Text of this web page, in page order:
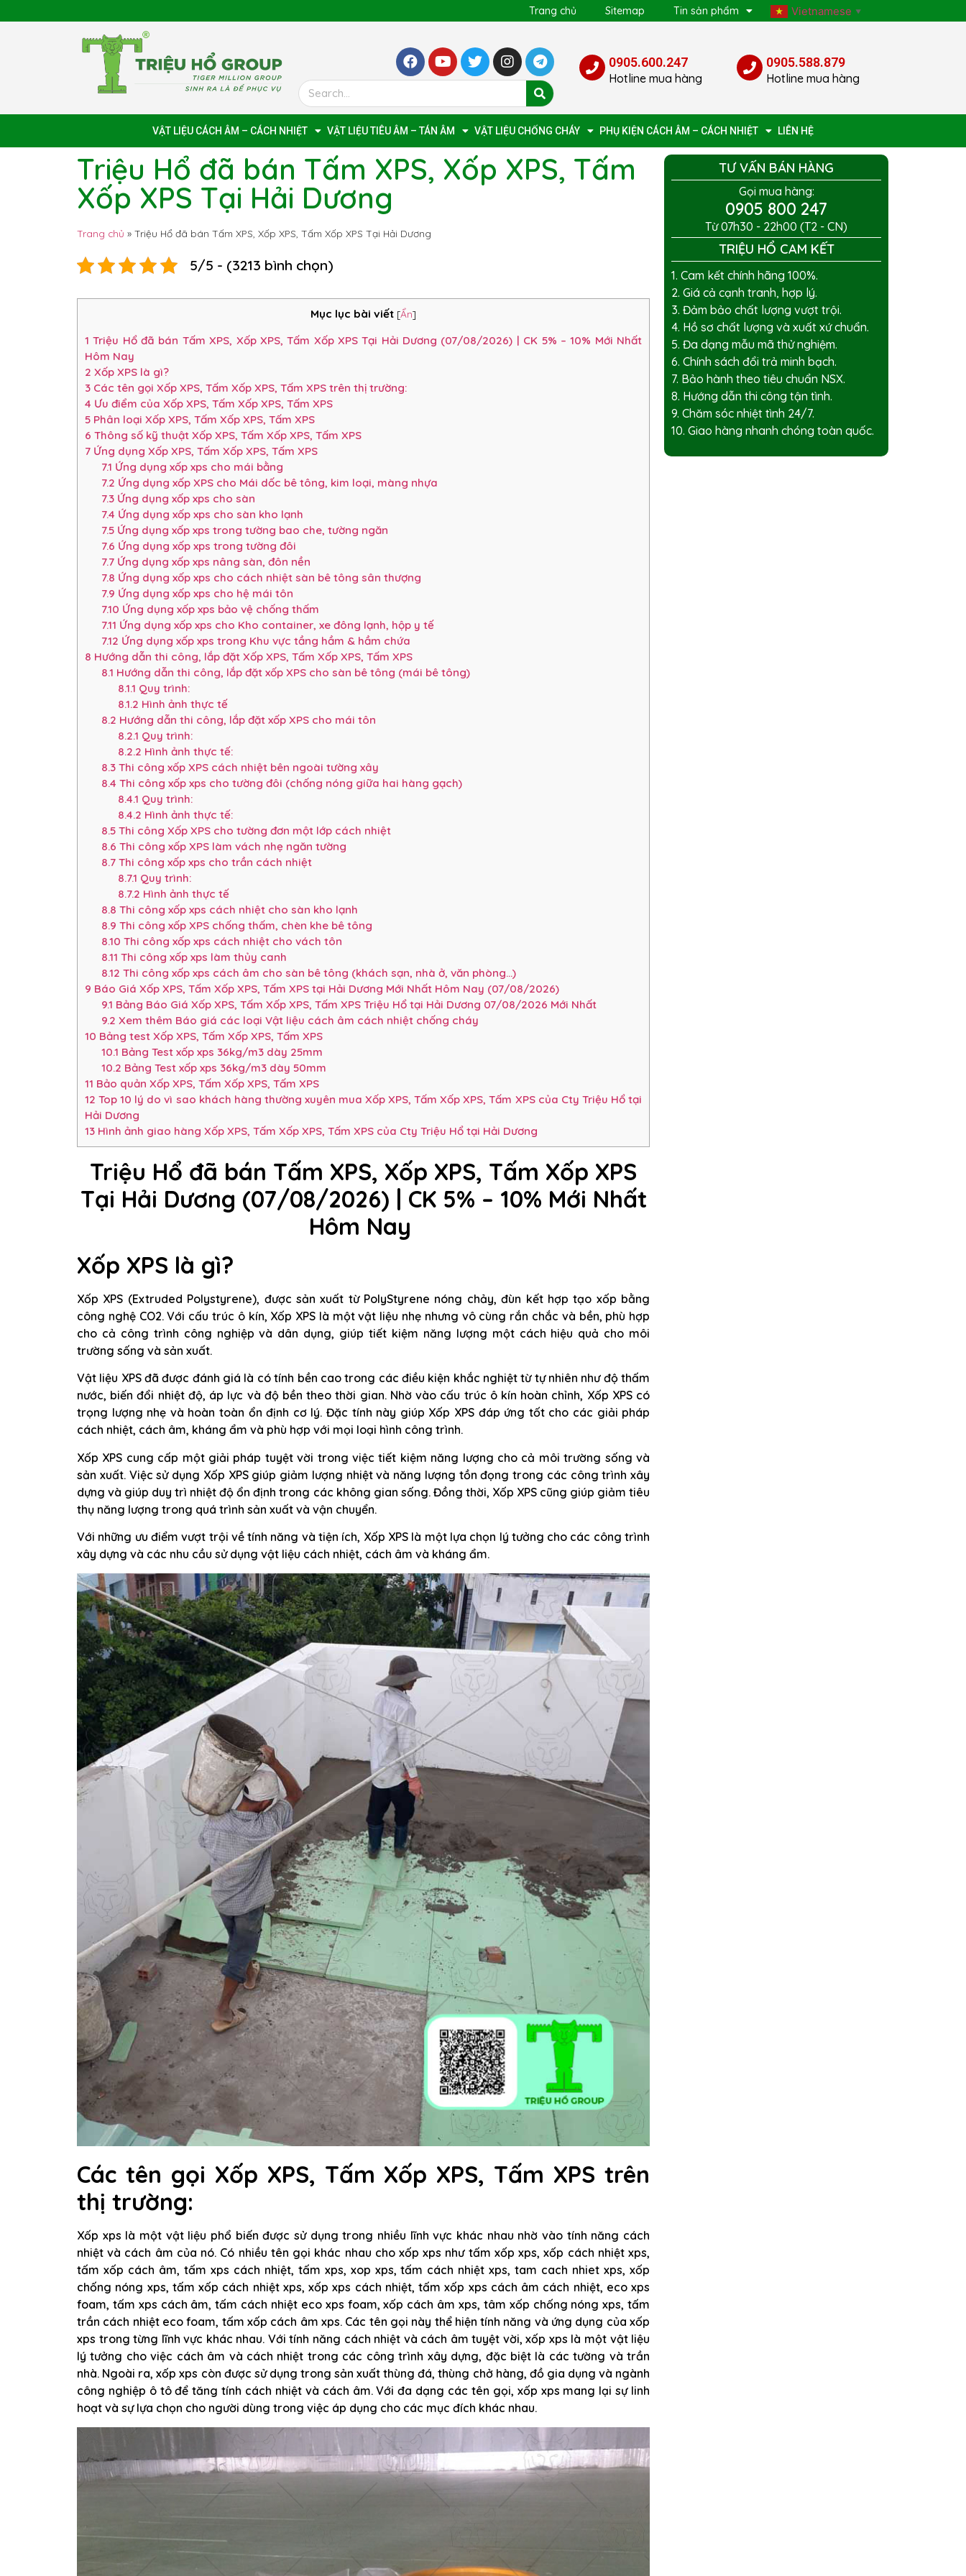
Trang chủ Sitemap Tin sản phẩm Vietnamese ▼
0905.600.247
Hotline mua hàng
0905.588.879
Hotline mua hàng
VẬT LIỆU CÁCH ÂM – CÁCH NHIỆT VẬT LIỆU TIÊU ÂM – TÁN ÂM VẬT LIỆU CHỐNG CHÁY PHỤ KIỆN CÁCH ÂM – CÁCH NHIỆT LIÊN HỆ
Triệu Hổ đã bán Tấm XPS, Xốp XPS, Tấm
Xốp XPS Tại Hải Dương
Trang chủ » Triệu Hổ đã bán Tấm XPS, Xốp XPS, Tấm Xốp XPS Tại Hải Dương
5/5 - (3213 bình chọn)
Mục lục bài viết [Ẩn]
1 Triệu Hổ đã bán Tấm XPS, Xốp XPS, Tấm Xốp XPS Tại Hải Dương (07/08/2026) | CK 5% – 10% Mới Nhất
Hôm Nay
2 Xốp XPS là gì?
3 Các tên gọi Xốp XPS, Tấm Xốp XPS, Tấm XPS trên thị trường:
4 Ưu điểm của Xốp XPS, Tấm Xốp XPS, Tấm XPS
5 Phân loại Xốp XPS, Tấm Xốp XPS, Tấm XPS
6 Thông số kỹ thuật Xốp XPS, Tấm Xốp XPS, Tấm XPS
7 Ứng dụng Xốp XPS, Tấm Xốp XPS, Tấm XPS
7.1 Ứng dụng xốp xps cho mái bằng
7.2 Ứng dụng xốp XPS cho Mái dốc bê tông, kim loại, màng nhựa
7.3Ứng dụng xốp xps cho sàn
7.4 Ứng dụng xốp xps cho sàn kho lạnh
7.5Ứng dụng xốp xps trong tường bao che, tường ngăn
7.6 Ứng dụng xốp xps trong tường đôi
7.7Ứng dụng xốp xps nâng sàn, đôn nền
7.8 Ứng dụng xốp xps cho cách nhiệt sàn bê tông sân thượng
7.9 Ứng dụng xốp xps cho hệ mái tôn
7.10 Ứng dụng xốp xps bảo vệ chống thấm
7.11 Ứng dụng xốp xps cho Kho container, xe đông lạnh, hộp y tế
7.12 Ứng dụng xốp xps trong Khu vực tầng hầm & hầm chứa
8 Hướng dẫn thi công, lắp đặt Xốp XPS, Tấm Xốp XPS, Tấm XPS
8.1 Hướng dẫn thi công, lắp đặt xốp XPS cho sàn bê tông (mái bê tông)
8.1.1 Quy trình:
8.1.2 Hình ảnh thực tế
8.2 Hướng dẫn thi công, lắp đặt xốp XPS cho mái tôn
8.2.1 Quy trình:
8.2.2 Hình ảnh thực tế:
8.3Thi công xốp XPS cách nhiệt bên ngoài tường xây
8.4 Thi công xốp xps cho tường đôi (chống nóng giữa hai hàng gạch)
8.4.1 Quy trình:
8.4.2 Hình ảnh thực tế:
8.5Thi công Xốp XPS cho tường đơn một lớp cách nhiệt
8.6 Thi công xốp XPS làm vách nhẹ ngăn tường
8.7Thi công xốp xps cho trần cách nhiệt
8.7.1 Quy trình:
8.7.2 Hình ảnh thực tế
8.8 Thi công xốp xps cách nhiệt cho sàn kho lạnh
8.9 Thi công xốp XPS chống thấm, chèn khe bê tông
8.10 Thi công xốp xps cách nhiệt cho vách tôn
8.11 Thi công xốp xps làm thủy canh
8.12 Thi công xốp xps cách âm cho sàn bê tông (khách sạn, nhà ở, văn phòng…)
9 Báo Giá Xốp XPS, Tấm Xốp XPS, Tấm XPS tại Hải Dương Mới Nhất Hôm Nay (07/08/2026)
9.1 Bảng Báo Giá Xốp XPS, Tấm Xốp XPS, Tấm XPS Triệu Hổ tại Hải Dương 07/08/2026 Mới Nhất
9.2 Xem thêm Báo giá các loại Vật liệu cách âm cách nhiệt chống cháy
10 Bảng test Xốp XPS, Tấm Xốp XPS, Tấm XPS
10.1 Bảng Test xốp xps 36kg/m3 dày 25mm
10.2 Bảng Test xốp xps 36kg/m3 dày 50mm
11 Bảo quản Xốp XPS, Tấm Xốp XPS, Tấm XPS
12 Top 10 lý do vì sao khách hàng thường xuyên mua Xốp XPS, Tấm Xốp XPS, Tấm XPS của Cty Triệu Hổ tại
Hải Dương
13 Hình ảnh giao hàng Xốp XPS, Tấm Xốp XPS, Tấm XPS của Cty Triệu Hổ tại Hải Dương
Triệu Hổ đã bán Tấm XPS, Xốp XPS, Tấm Xốp XPS
Tại Hải Dương (07/08/2026) | CK 5% – 10% Mới Nhất
Hôm Nay
Xốp XPS là gì?
Xốp XPS (Extruded Polystyrene), được sản xuất từ PolyStyrene nóng chảy, đùn kết hợp tạo xốp bằng
công nghệ CO2. Với cấu trúc ô kín, Xốp XPS là một vật liệu nhẹ nhưng vô cùng rắn chắc và bền, phù hợp
cho cả công trình công nghiệp và dân dụng, giúp tiết kiệm năng lượng một cách hiệu quả cho môi
trường sống và sản xuất.
Vật liệu XPS đã được đánh giá là có tính bền cao trong các điều kiện khắc nghiệt từ tự nhiên như độ thấm
nước, biến đổi nhiệt độ, áp lực và độ bền theo thời gian. Nhờ vào cấu trúc ô kín hoàn chỉnh, Xốp XPS có
trọng lượng nhẹ và hoàn toàn ổn định cơ lý. Đặc tính này giúp Xốp XPS đáp ứng tốt cho các giải pháp
cách nhiệt, cách âm, kháng ẩm và phù hợp với mọi loại hình công trình.
Xốp XPS cung cấp một giải pháp tuyệt vời trong việc tiết kiệm năng lượng cho cả môi trường sống và
sản xuất. Việc sử dụng Xốp XPS giúp giảm lượng nhiệt và năng lượng tồn đọng trong các công trình xây
dựng và giúp duy trì nhiệt độ ổn định trong các không gian sống. Đồng thời, Xốp XPS cũng giúp giảm tiêu
thụ năng lượng trong quá trình sản xuất và vận chuyển.
Với những ưu điểm vượt trội về tính năng và tiện ích, Xốp XPS là một lựa chọn lý tưởng cho các công trình
xây dựng và các nhu cầu sử dụng vật liệu cách nhiệt, cách âm và kháng ẩm.
Các tên gọi Xốp XPS, Tấm Xốp XPS, Tấm XPS trên
thị trường:
Xốp xps là một vật liệu phổ biến được sử dụng trong nhiều lĩnh vực khác nhau nhờ vào tính năng cách
nhiệt và cách âm của nó. Có nhiều tên gọi khác nhau cho xốp xps như tấm xốp xps, xốp cách nhiệt xps,
tấm xốp cách âm, tấm xps cách nhiệt, tấm xps, xop xps, tấm cách nhiệt xps, tam cach nhiet xps, xốp
chống nóng xps, tấm xốp cách nhiệt xps, xốp xps cách nhiệt, tấm xốp xps cách âm cách nhiệt, eco xps
foam, tấm xps cách âm, tấm cách nhiệt eco xps foam, xốp cách âm xps, tâm xốp chống nóng xps, tấm
trần cách nhiệt eco foam, tấm xốp cách âm xps. Các tên gọi này thể hiện tính năng và ứng dụng của xốp
xps trong từng lĩnh vực khác nhau. Với tính năng cách nhiệt và cách âm tuyệt vời, xốp xps là một vật liệu
lý tưởng cho việc cách âm và cách nhiệt trong các công trình xây dựng, đặc biệt là các tường và trần
nhà. Ngoài ra, xốp xps còn được sử dụng trong sản xuất thùng đá, thùng chở hàng, đồ gia dụng và ngành
công nghiệp ô tô để tăng tính cách nhiệt và cách âm. Với đa dạng các tên gọi, xốp xps mang lại sự linh
hoạt và sự lựa chọn cho người dùng trong việc áp dụng cho các mục đích khác nhau.
TƯ VẤN BÁN HÀNG
Gọi mua hàng:
0905 800 247
Từ 07h30 - 22h00 (T2 - CN)
TRIỆU HỔ CAM KẾT
1. Cam kết chính hãng 100%.
2. Giá cả cạnh tranh, hợp lý.
3. Đảm bảo chất lượng vượt trội.
4. Hồ sơ chất lượng và xuất xứ chuẩn.
5. Đa dạng mẫu mã thử nghiệm.
6. Chính sách đổi trả minh bạch.
7. Bảo hành theo tiêu chuẩn NSX.
8. Hướng dẫn thi công tận tình.
9. Chăm sóc nhiệt tình 24/7.
10. Giao hàng nhanh chóng toàn quốc.